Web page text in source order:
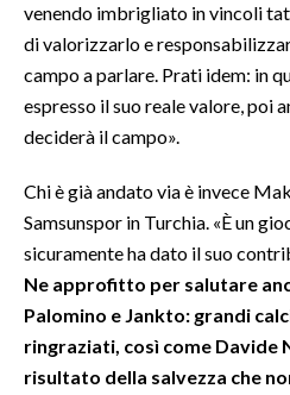
venendo imbrigliato in vincoli
di valorizzarlo e
campo a parlare. Prati idem: in
espresso il suo reale valore, poi
deciderà il campo».
Chi è già andato via è invece
Samsunspor in Turchia. «È un
sicuramente ha dato il suo
Ne approfitto per salutare
Palomino e Jankto: grandi
ringraziati, così come Davide
risultato della salvezza che